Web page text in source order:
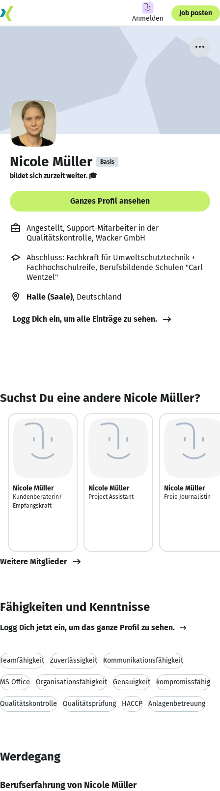
Anmelden
Job posten
Nicole Müller Basis
bildet sich zurzeit weiter. 🎓
Ganzes Profil ansehen
Angestellt, Support-Mitarbeiter in der
Qualitätskontrolle, Wacker GmbH
Abschluss: Fachkraft für Umweltschutztechnik +
Fachhochschulreife, Berufsbildende Schulen "Carl
Wentzel"
Halle (Saale), Deutschland
Logg Dich ein, um alle Einträge zu sehen.
Suchst Du eine andere Nicole Müller?
Nicole Müller
Kundenberaterin/
Empfangskraft
Nicole Müller
Project Assistant
Nicole Müller
Freie Journalistin
Weitere Mitglieder
Fähigkeiten und Kenntnisse
Logg Dich jetzt ein, um das ganze Profil zu sehen.
Teamfähigkeit Zuverlässigkeit Kommunikationsfähigkeit
MS Office Organisationsfähigkeit Genauigkeit kompromissfähig
Qualitätskontrolle Qualitätsprüfung HACCP Anlagenbetreuung
Werdegang
Berufserfahrung von Nicole Müller